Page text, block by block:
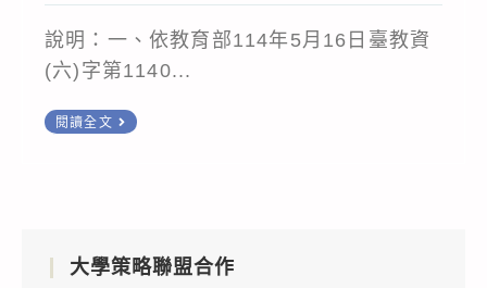
說明：一、依教育部114年5月16日臺教資
(六)字第1140...
閱讀全文
環
發
大學策略聯盟合作